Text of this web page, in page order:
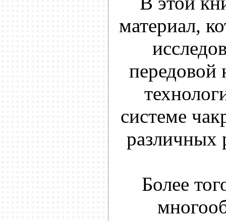
материал,
передовой
системе
различных
Более